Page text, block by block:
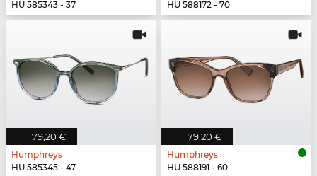
HU 585343 - 37
HU 588172 - 70
79,20 €
Humphreys
HU 585345 - 47
79,20 €
Humphreys
HU 588191 - 60